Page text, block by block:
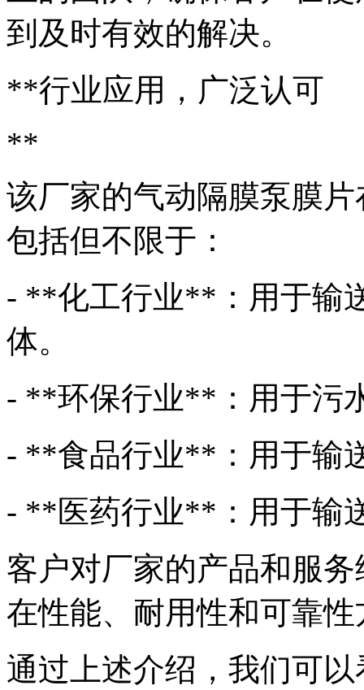
到及时有效的解决。
**行业应用，广泛认可
**
该厂家的气动隔膜泵膜
包括但不限于：
- **化工行业**：用于输
体。
- **环保行业**：用于污
- **食品行业**：用于输
- **医药行业**：用于输
客户对厂家的产品和服
在性能、耐用性和可靠
通过上述介绍，我们可